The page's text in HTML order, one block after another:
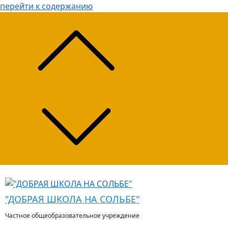
перейти к содержанию
"ДОБРАЯ ШКОЛА НА СОЛЬБЕ"
Частное общеобразовательное учреждение